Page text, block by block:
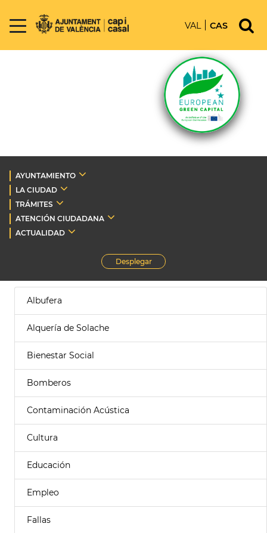
VAL CAS
AYUNTAMIENTO
LA CIUDAD
TRÁMITES
ATENCIÓN CIUDADANA
ACTUALIDAD
Desplegar
Albufera
Alquería de Solache
Bienestar Social
Bomberos
Contaminación Acústica
Cultura
Educación
Empleo
Fallas